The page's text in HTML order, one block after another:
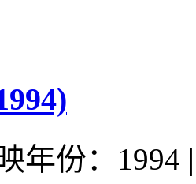
年份：1994 |